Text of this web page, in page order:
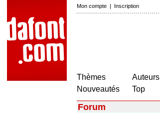
Mon compte | Inscription
Thèmes
Nouveautés
Auteurs
Top
Forum